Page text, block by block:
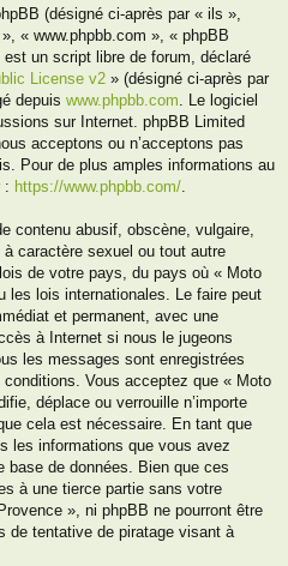
(désigné ci-après par « ils »,
« www.phpbb.com », « phpBB
est un script libre de forum, déclaré
License v2 » (désigné ci-après par
depuis www.phpbb.com . Le logiciel
sur Internet. phpBB Limited
acceptons ou n’acceptons pas
Pour de plus amples informations au
: https://www.phpbb.com/
contenu abusif, obscène, vulgaire,
caractère sexuel ou tout autre
de votre pays, du pays où « Moto
les lois internationales. Le faire peut
et permanent, avec une
à Internet si nous le jugeons
les messages sont enregistrées
Vous acceptez que « Moto
déplace ou verrouille n’importe
cela est nécessaire. En tant que
les informations que vous avez
de données. Bien que ces
à une tierce partie sans votre
», ni phpBB ne pourront être
de tentative de piratage visant à